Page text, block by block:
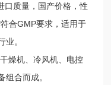
口质量，国产价格，性
合GMP要求，适用于
业。
燥机、冷风机、电控
组合而成。